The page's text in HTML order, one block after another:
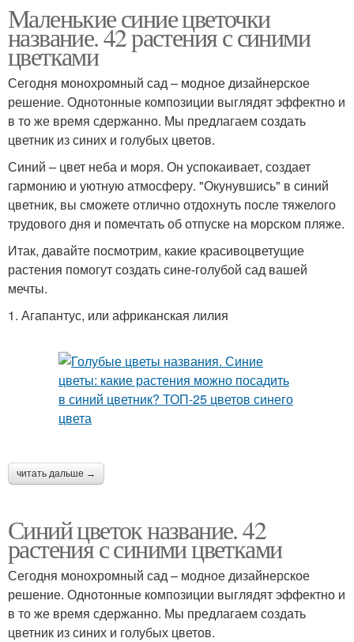
Маленькие синие цветочки
название. 42 растения с синими
цветками
Сегодня монохромный сад – модное дизайнерское
решение. Однотонные композиции выглядят эффектно и
в то же время сдержанно. Мы предлагаем создать
цветник из синих и голубых цветов.
Синий – цвет неба и моря. Он успокаивает, создает
гармонию и уютную атмосферу. "Окунувшись" в синий
цветник, вы сможете отлично отдохнуть после тяжелого
трудового дня и помечтать об отпуске на морском пляже.
Итак, давайте посмотрим, какие красивоцветущие
растения помогут создать сине-голубой сад вашей
мечты.
1. Агапантус, или африканская лилия
читать дальше →
Синий цветок название. 42
растения с синими цветками
Сегодня монохромный сад – модное дизайнерское
решение. Однотонные композиции выглядят эффектно и
в то же время сдержанно. Мы предлагаем создать
цветник из синих и голубых цветов.